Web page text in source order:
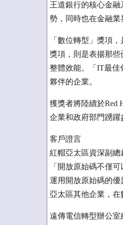
王道銀行的核心金融
勢，同時也在金融業
「數位轉型」獎項
獎項，則是表揚那
整體效能。「IT最佳
夥伴的企業。
獲獎者將陸續於Red
企業和政府部門踴躍
客戶證言
紅帽亞太區資深副總
「開放原始碼不僅
運用開放原始碼的
亞太區其他企業，在
遠傳電信轉型辦公室